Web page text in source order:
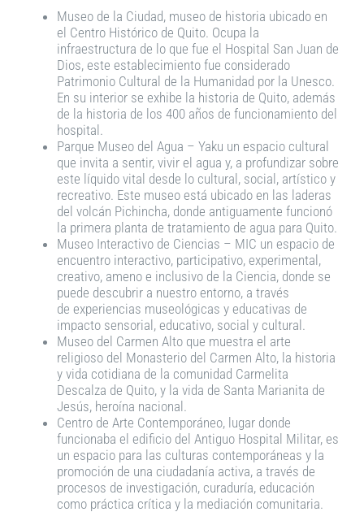
Museo de la Ciudad, museo de historia ubicado en
el Centro Histórico de Quito. Ocupa la
infraestructura de lo que fue el Hospital San Juan de
Dios, este establecimiento fue considerado
Patrimonio Cultural de la Humanidad por la Unesco.
En su interior se exhibe la historia de Quito, además
de la historia de los 400 años de funcionamiento del
hospital.
Parque Museo del Agua – Yaku un espacio cultural
que invita a sentir, vivir el agua y, a profundizar sobre
este líquido vital desde lo cultural, social, artístico y
recreativo. Este museo está ubicado en las laderas
del volcán Pichincha, donde antiguamente funcionó
la primera planta de tratamiento de agua para Quito.
Museo Interactivo de Ciencias – MIC un espacio de
encuentro interactivo, participativo, experimental,
creativo, ameno e inclusivo de la Ciencia, donde se
puede descubrir a nuestro entorno, a través
de experiencias museológicas y educativas de
impacto sensorial, educativo, social y cultural.
Museo del Carmen Alto que muestra el arte
religioso del Monasterio del Carmen Alto, la historia
y vida cotidiana de la comunidad Carmelita
Descalza de Quito, y la vida de Santa Marianita de
Jesús, heroína nacional.
Centro de Arte Contemporáneo, lugar donde
funcionaba el edificio del Antiguo Hospital Militar, es
un espacio para las culturas contemporáneas y la
promoción de una ciudadanía activa, a través de
procesos de investigación, curaduría, educación
como práctica crítica y la mediación comunitaria.